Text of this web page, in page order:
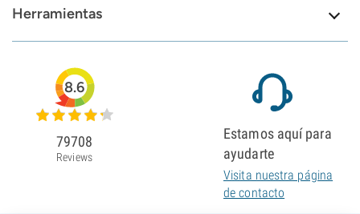
Herramientas
8.6
79708
Reviews
Estamos aquí para
ayudarte
Visita nuestra página
de contacto